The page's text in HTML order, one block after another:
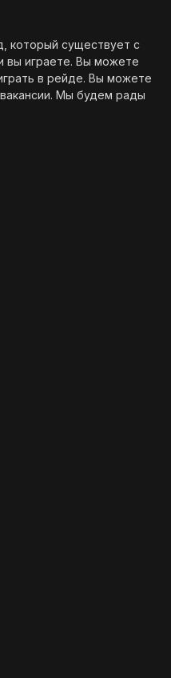
который существует с
вы играете. Вы можете
в рейде. Вы можете
вакансии. Мы будем рады